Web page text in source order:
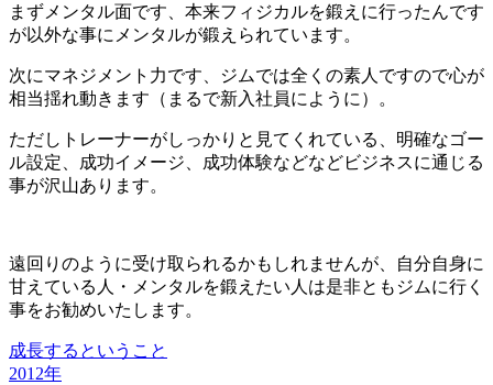
まずメンタル面です、本来フィジカルを鍛えに行ったんです
が以外な事にメンタルが鍛えられています。
次にマネジメント力です、ジムでは全くの素人ですので心が
相当揺れ動きます（まるで新入社員にように）。
ただしトレーナーがしっかりと見てくれている、明確なゴー
ル設定、成功イメージ、成功体験などなどビジネスに通じる
事が沢山あります。
遠回りのように受け取られるかもしれませんが、自分自身に
甘えている人・メンタルを鍛えたい人は是非ともジムに行く
事をお勧めいたします。
成長するということ
2012年